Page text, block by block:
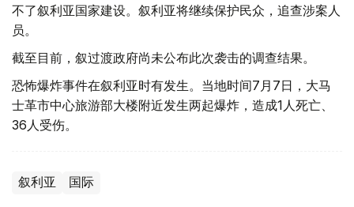
不了叙利亚国家建设。叙利亚将继续保护民众，追查涉案人
员。
截至目前，叙过渡政府尚未公布此次袭击的调查结果。
恐怖爆炸事件在叙利亚时有发生。当地时间7月7日，大马
士革市中心旅游部大楼附近发生两起爆炸，造成1人死亡、
36人受伤。
叙利亚 国际